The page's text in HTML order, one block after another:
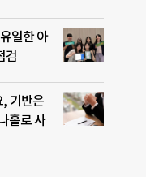
일한 아
검
, 기반은
홀로 사